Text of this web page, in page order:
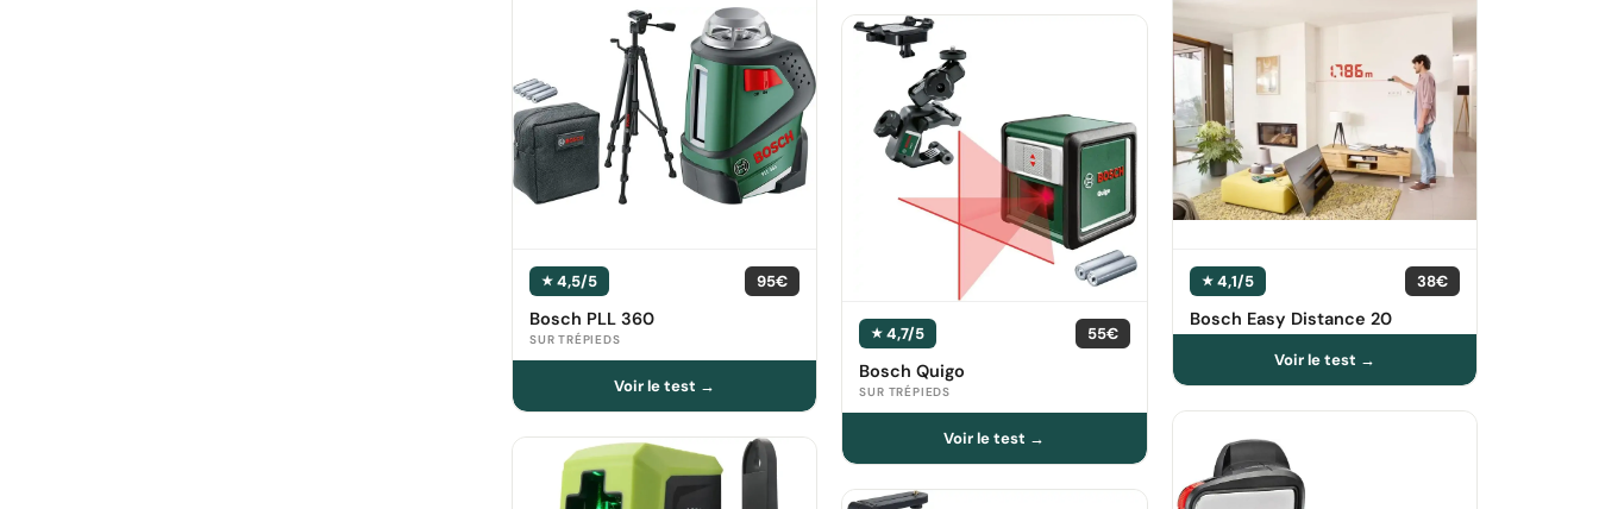
4,5/5 95€
Bosch PLL 360
SUR TRÉPIEDS
4,1/5 38€
Bosch Easy Distance 20
4,7/5 55€
Bosch Quigo
SUR TRÉPIEDS